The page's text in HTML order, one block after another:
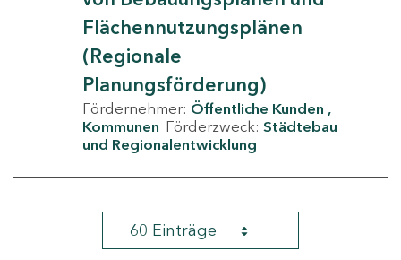
Flächennutzungsplänen
(Regionale
Planungsförderung)
Fördernehmer: Öffentliche Kunden
Kommunen Förderzweck: Städtebau
und Regionalentwicklung
60 Einträge